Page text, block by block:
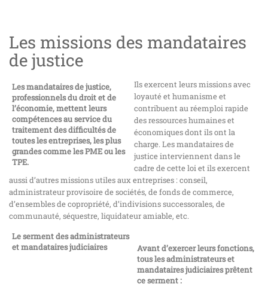
Les missions des mandataires
de justice
Les mandataires de justice,
professionnels du droit et de
l’économie, mettent leurs
compétences au service du
traitement des difficultés de
toutes les entreprises, les plus
grandes comme les PME ou les
TPE.
Ils exercent leurs missions avec
loyauté et humanisme et
contribuent au réemploi rapide
des ressources humaines et
économiques dont ils ont la
charge. Les mandataires de
justice interviennent dans le
cadre de cette loi et ils exercent
aussi d’autres missions utiles aux entreprises : conseil,
administrateur provisoire de sociétés, de fonds de commerce,
d’ensembles de copropriété, d’indivisions successorales, de
communauté, séquestre, liquidateur amiable, etc.
Le serment des administrateurs
et mandataires judiciaires
Avant d’exercer leurs fonctions,
tous les administrateurs et
mandataires judiciaires prêtent
ce serment :